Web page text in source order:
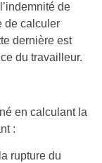
de
de calculer
dernière est
du travailleur.
en calculant la
:
rupture du